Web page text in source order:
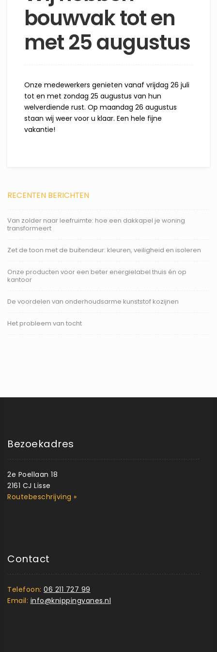
bouwvak tot en
met 25 augustus
Onze medewerkers genieten vanaf vrijdag 26 juli
tot en met zondag 25 augustus van hun
welverdiende rust. Op maandag 26 augustus
staan wij weer voor u klaar. Een hele fijne
vakantie!
RECENTEN BERICHTEN
Van zolder naar leefruimte: hoe een dakkapel je woning
transformeert
Zet de toon met de buitendeur: kleuren, veiligheid en isoleren
Onze producten voor een beter energielabel thuis én op
kantoor
De voordelen van onderhoudsarme kunststof kozijnen
Het probleem van tocht
Bezoekadres
2e Poellaan 18
2161 CJ Lisse
Routebeschrijving »
Contact
Telefoon: 06 211 727 99
Email: info@knippingvanes.nl